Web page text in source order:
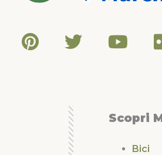
Scopri
Bici